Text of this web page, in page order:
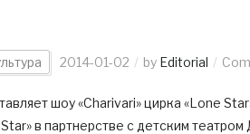
2014-01-02 by Editorial
шоу «Charivari» цирка «Lone
в партнерстве с детским